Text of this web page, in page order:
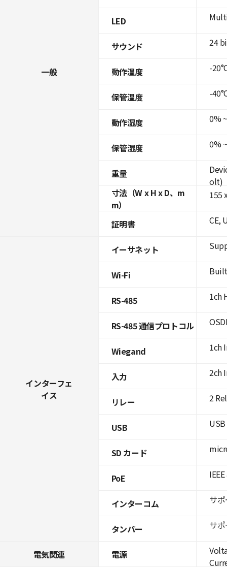
一般
LED
サウンド
動作温度
保管温度
動作湿度
保管湿度
重量
寸法（W x H x D、m
m）
証明書
インターフェ
イス
イーサネット
Wi-Fi
RS-485
RS-485 通信プロトコル
Wiegand
入力
リレー
USB
SD カード
PoE
インターコム
タンパー
電気関連 電源
24
-
-
0%
0%
olt)
155
CE,
1ch
1ch
2ch
2
サ
サ